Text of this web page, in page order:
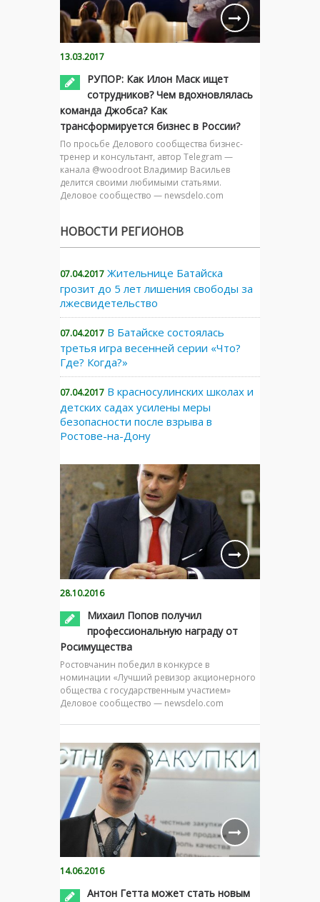
13.03.2017
РУПОР: Как Илон Маск ищет
сотрудников? Чем вдохновлялась
команда Джобса? Как
трансформируется бизнес в России?
По просьбе Делового сообщества бизнес-
тренер и консультант, автор Telegram —
канала @woodroot Владимир Васильев
делится своими любимыми статьями.
Деловое сообщество — newsdelo.com
НОВОСТИ РЕГИОНОВ
07.04.2017 Жительнице Батайска
грозит до 5 лет лишения свободы за
лжесвидетельство
07.04.2017 В Батайске состоялась
третья игра весенней серии «Что?
Где? Когда?»
07.04.2017 В красносулинских школах и
детских садах усилены меры
безопасности после взрыва в
Ростове-на-Дону
28.10.2016
Михаил Попов получил
профессиональную награду от
Росимущества
Ростовчанин победил в конкурсе в
номинации «Лучший ревизор акционерного
общества с государственным участием»
Деловое сообщество — newsdelo.com
14.06.2016
Антон Гетта может стать новым